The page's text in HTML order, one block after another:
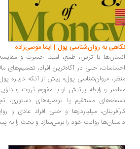
به روان‌شناسی پول | ایما موسی‌زاده
با ترس، طمع، امید، حسرت و مقایسه
حتی در آگاه‌ترین افراد، تصمیم‌های مالی
«روان‌شناسی پول» بیش از آنکه درباره پول باشد،
و رابطه پرتنش او با مفهوم ثروت و دارایی
مستقیم یا توصیه‌های دستوری، تجربه
میلیاردرها و حتی افراد عادی را
روایت خود را برمی‌سازد و بحث را به پیش